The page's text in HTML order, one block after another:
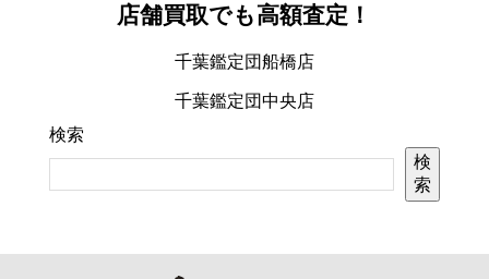
店舗買取でも高額査定！
千葉鑑定団船橋店
千葉鑑定団中央店
検索
検
索